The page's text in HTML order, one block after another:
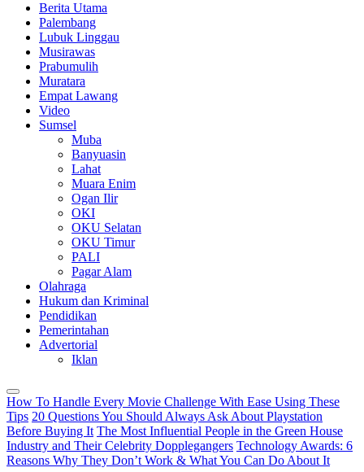
Berita Utama
Palembang
Lubuk Linggau
Musirawas
Prabumulih
Muratara
Empat Lawang
Video
Sumsel
Muba
Banyuasin
Lahat
Muara Enim
Ogan Ilir
OKI
OKU Selatan
OKU Timur
PALI
Pagar Alam
Olahraga
Hukum dan Kriminal
Pendidikan
Pemerintahan
Advertorial
Iklan
How To Handle Every Movie Challenge With Ease Using These
Tips 20 Questions You Should Always Ask About Playstation
Before Buying It The Most Influential People in the Green House
Industry and Their Celebrity Dopplegangers Technology Awards: 6
Reasons Why They Don’t Work & What You Can Do About It